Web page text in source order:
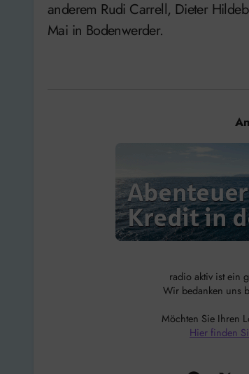
anderem Rudi Carrell, Dieter
Mai in Bodenwerder.
radio aktiv ist ein
Wir bedanken uns
Möchten Sie Ihren
Hier finden